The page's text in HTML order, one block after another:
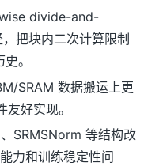
divide-and-
把块内二次计算限制
。
SRAM 数据搬运上更
好实现。
SRMSNorm 等结构改
力和训练稳定性问